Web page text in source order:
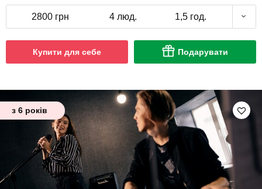
2800 грн 4 люд. 1,5 год.
Купити для себе Подарувати
з 6 років